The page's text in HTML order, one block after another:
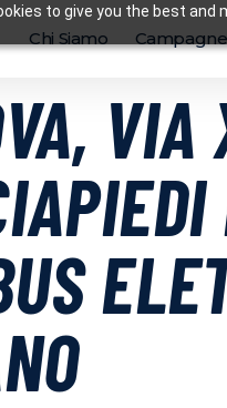
to give you the best and
Chi Siamo Campagne
VIA